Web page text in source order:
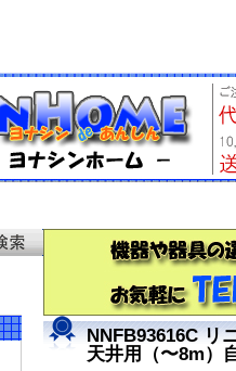
NNFB93616C リ
天井用（〜8m）